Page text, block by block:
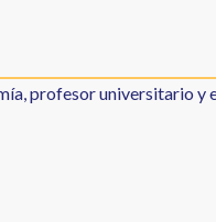
profesor universitario